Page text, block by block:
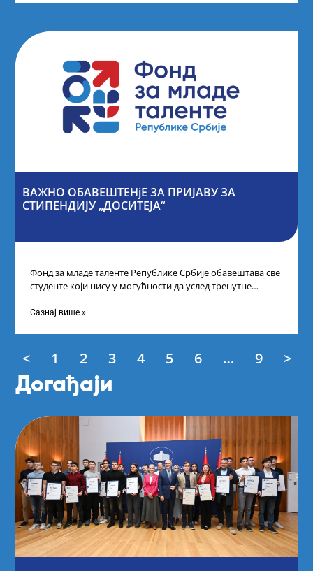
ВАЖНО ОБАВЕШТЕНјЕ ЗА ПРИЈАВУ ЗА
СТИПЕНДИЈУ „ДОСИТЕЈА“
Фонд за младе таленте Републике Србије обавештава све
студенте који нису у могућности да услед тренутне
Сазнај више »
< 1 2 3 4 5 6 … 9 >
Догађаји